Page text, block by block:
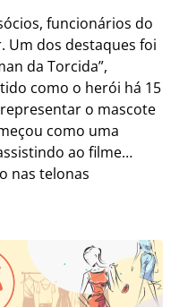
funcionários do
Um dos destaques foi
da Torcida”,
como o herói há 15
o mascote
como uma
ao filme…
nas telonas